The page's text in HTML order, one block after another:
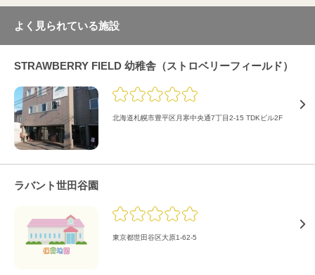
よく見られている施設
STRAWBERRY FIELD 幼稚舎（ストロベリーフィールド）
北海道札幌市豊平区月寒中央通7丁目2-15 TDKビル2F
ラバント世田谷園
東京都世田谷区大原1-62-5